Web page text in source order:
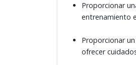
Proporcionar
entrenamiento
Proporcionar
ofrecer